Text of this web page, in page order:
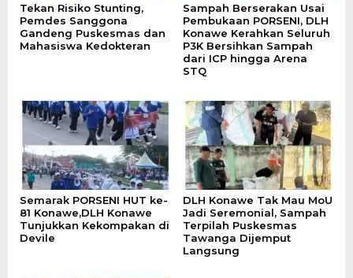
Tekan Risiko Stunting,
Pemdes Sanggona
Gandeng Puskesmas dan
Mahasiswa Kedokteran
Sampah Berserakan Usai
Pembukaan PORSENI, DLH
Konawe Kerahkan Seluruh
P3K Bersihkan Sampah
dari ICP hingga Arena
STQ
Semarak PORSENI HUT ke-
81 Konawe,DLH Konawe
Tunjukkan Kekompakan di
Devile
DLH Konawe Tak Mau MoU
Jadi Seremonial, Sampah
Terpilah Puskesmas
Tawanga Dijemput
Langsung